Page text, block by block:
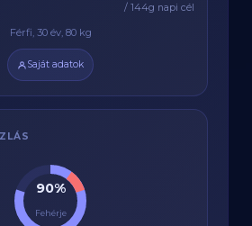
/ 144g napi cél
Férfi, 30 év, 80 kg
Saját adatok
90%
Fehérje